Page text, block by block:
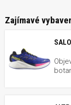
Zajímavé